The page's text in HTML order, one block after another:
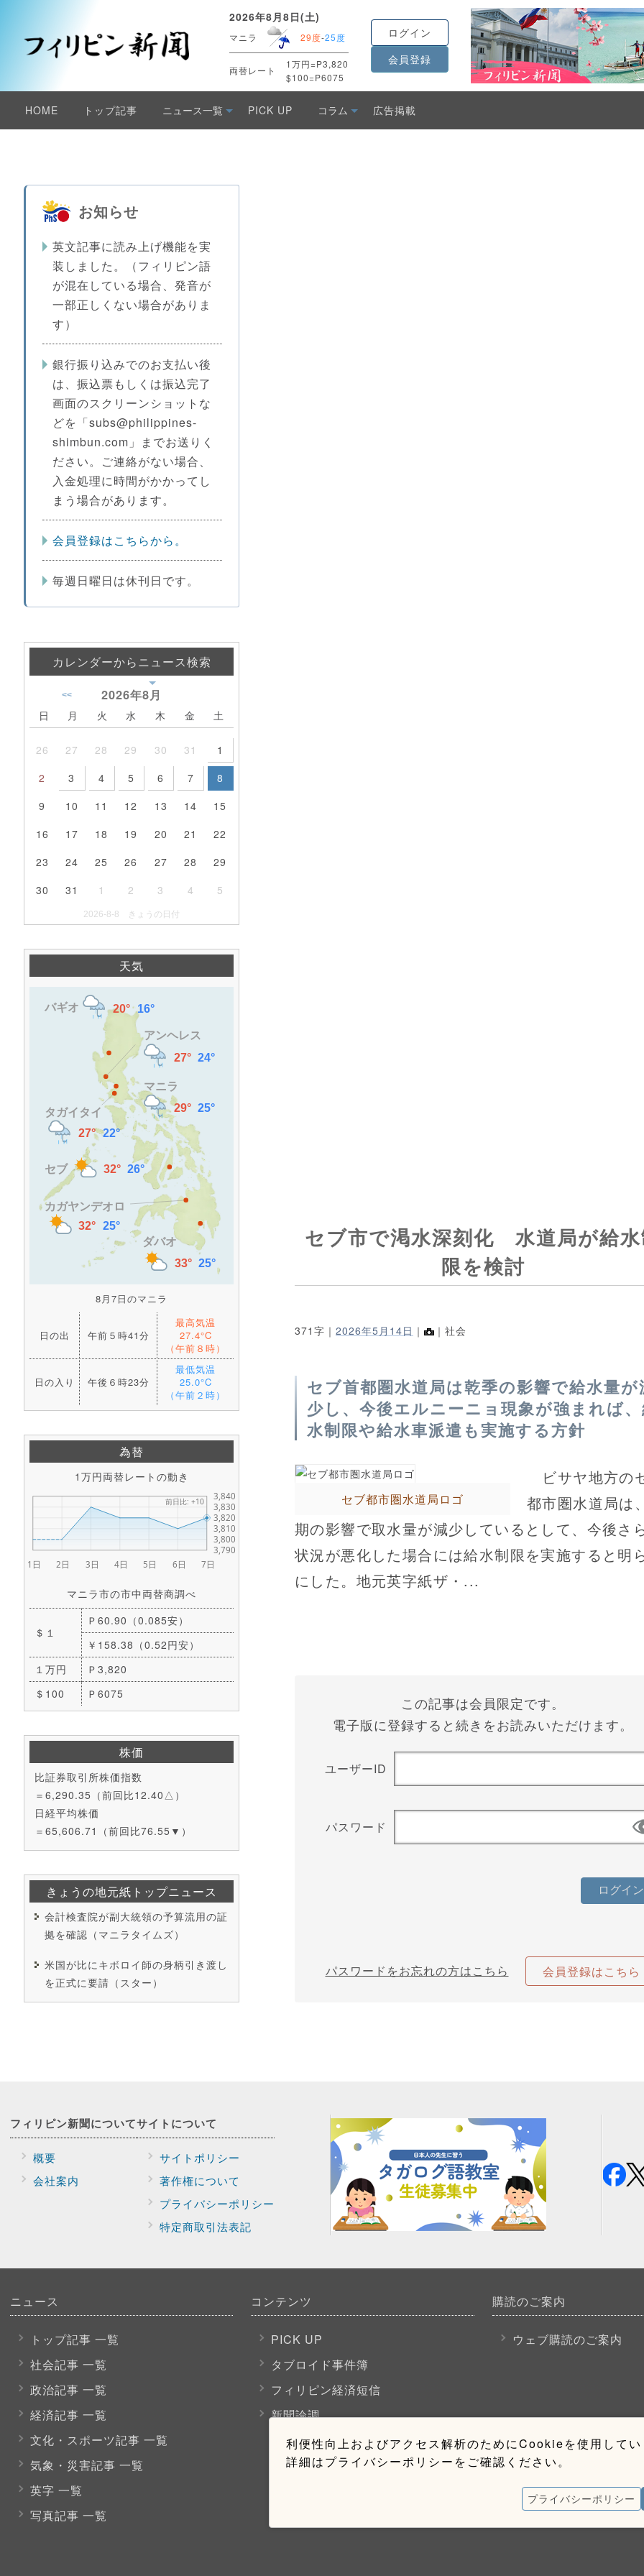
2026年8月8日(土)
マニラ 29度-25度
両替レート
1万円=P3,820
$100=P6075
ログイン
会員登録
HOME トップ記事 ニュース一覧 PICK UP コラム 広告掲載
お知らせ
英文記事に読み上げ機能を実
装しました。（フィリピン語
が混在している場合、発音が
一部正しくない場合がありま
す）
銀行振り込みでのお支払い後
は、振込票もしくは振込完了
画面のスクリーンショットな
どを「subs@philippines-
shimbun.com」までお送りく
ださい。ご連絡がない場合、
入金処理に時間がかかってし
まう場合があります。
会員登録はこちらから。
毎週日曜日は休刊日です。
カレンダーからニュース検索
2026年8月
<<
日 月 火 水 木 金 土
26 27 28 29 30 31
1
2
3 4 5 6 7
8
9
10 11 12 13 14
15
16
17 18 19 20 21
22
23
24 25 26 27 28
29
30
31 1 2 3 4 5
2026-8-8 きょうの日付
天気
8月7日のマニラ
日の出 午前５時41分
最高気温
27.4°C
（午前８時）
日の入り 午後６時23分
最低気温
25.0°C
（午前２時）
為替
1万円両替レートの動き
マニラ市の市中両替商調べ
＄１
Ｐ60.90（0.085安）
￥158.38（0.52円安）
１万円
Ｐ3,820
＄100
Ｐ6075
株価
比証券取引所株価指数
＝6,290.35（前回比12.40△）
日経平均株価
＝65,606.71（前回比76.55▼）
きょうの地元紙トップニュース
会計検査院が副大統領の予算流用の証
拠を確認（マニラタイムズ）
米国が比にキボロイ師の身柄引き渡し
を正式に要請（スター）
セブ市で渇水深刻化 水道局が給
限を検討
371字｜ 2026年5月14日 ｜ ｜社会
セブ首都圏水道局は乾季の影響で給水量が
少し、今後エルニーニョ現象が強まれば
水制限や給水車派遣も実施する方針
セブ都市圏水道局ロゴ
ビサヤ地方の
都市圏水道局は
期の影響で取水量が減少しているとして、今後さ
状況が悪化した場合には給水制限を実施すると明
にした。地元英字紙ザ・...
この記事は会員限定です。
電子版に登録すると続きをお読みいただけます。
ユーザーID
パスワード
パスワードをお忘れの方はこちら 会員登録はこちら
利便性向上およびアクセス解析のためにCookieを使用して
詳細はプライバシーポリシーをご確認ください。
プライバシーポリシー
フィリピン新聞について
概要
会社案内
サイトについて
サイトポリシー
著作権について
プライバシーポリシー
特定商取引法表記
ニュース
トップ記事 一覧
社会記事 一覧
政治記事 一覧
経済記事 一覧
文化・スポーツ記事 一覧
気象・災害記事 一覧
英字 一覧
写真記事 一覧
コンテンツ
PICK UP
タブロイド事件簿
フィリピン経済短信
新聞論調
購読のご案内
ウェブ購読のご案内